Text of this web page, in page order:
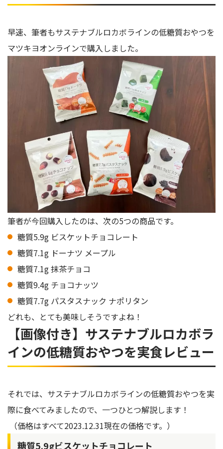
早速、筆者もサステナブルロカボラインの低糖質おやつを
マツキヨオンラインで購入しました。
筆者が今回購入したのは、次の5つの商品です。
糖質5.9g ビスケットチョコレート
糖質7.1g ドーナツ メープル
糖質7.1g 抹茶チョコ
糖質9.4g チョコナッツ
糖質7.7g パスタスナック ナポリタン
どれも、とても美味しそうですよね！
【画像付き】サステナブルロカボラ
インの低糖質おやつを実食レビュー
それでは、サステナブルロカボラインの低糖質おやつを実
際に食べてみましたので、一つひとつ解説します！
（価格はすべて2023.12.31現在の価格です。）
糖質5.9gビスケットチョコレート